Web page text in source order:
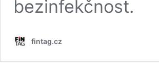
bezinfekčnost.
fintag.cz